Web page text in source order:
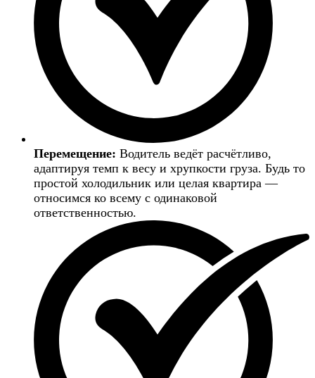
Перемещение: Водитель ведёт расчётливо,
адаптируя темп к весу и хрупкости груза. Будь то
простой холодильник или целая квартира —
относимся ко всему с одинаковой
ответственностью.